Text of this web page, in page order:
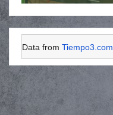
Data from Tiempo3.com